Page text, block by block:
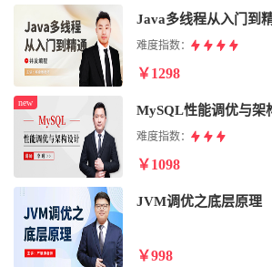
Java多线程从入门到
难度指数：
￥1298
new
MySQL性能调优与架
难度指数：
￥1098
JVM调优之底层原理
￥998